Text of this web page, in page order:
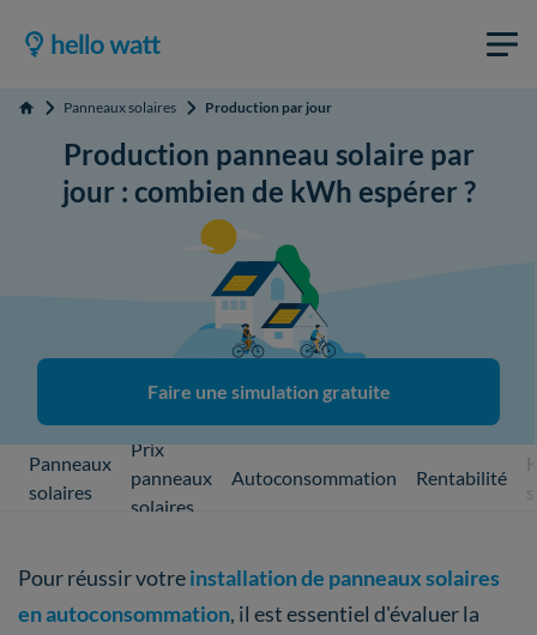
Accueil Panneaux solaires Production par jour
Production panneau solaire par
jour : combien de kWh espérer ?
Faire une simulation gratuite
Panneaux
solaires
Prix
panneaux
solaires
Autoconsommation Rentabilité
Pour réussir votreinstallation de panneaux solaires
en autoconsommation, il est essentiel d'évaluer la